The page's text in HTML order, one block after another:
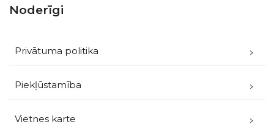
Noderīgi
Privātuma politika
Piekļūstamība
Vietnes karte